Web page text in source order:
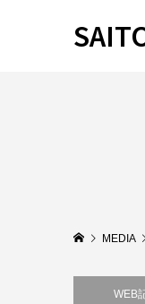
MEDIA
WEB